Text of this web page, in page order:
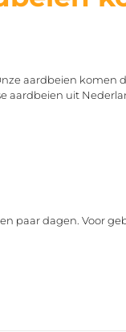
aardbeien komen
aardbeien uit
paar dagen. Voor